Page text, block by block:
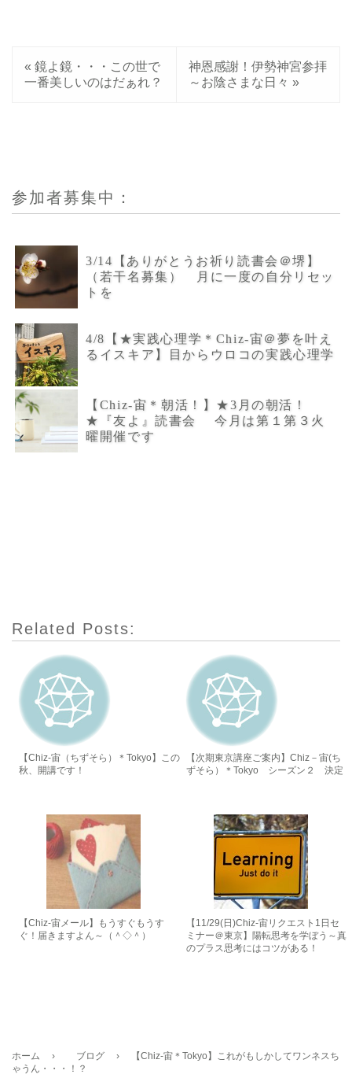
« 鏡よ鏡・・・この世で
一番美しいのはだぁれ？
神恩感謝！伊勢神宮参拝
～お陰さまな日々 »
参加者募集中：
3/14【ありがとうお祈り読書会＠堺】
（若干名募集） 月に一度の自分リセッ
トを
4/8【★実践心理学＊Chiz-宙＠夢を叶え
るイスキア】目からウロコの実践心理学
【Chiz-宙＊朝活！】★3月の朝活！
★『友よ』読書会 今月は第１第３火
曜開催です
Related Posts:
【Chiz-宙（ちずそら）＊Tokyo】この
秋、開講です！
【次期東京講座ご案内】Chiz－宙(ち
ずそら）＊Tokyo シーズン２ 決定
【Chiz-宙メール】もうすぐもうす
ぐ！届きますよん～（＾◇＾）
【11/29(日)Chiz-宙リクエスト1日セ
ミナー＠東京】陽転思考を学ぼう～真
のプラス思考にはコツがある！
ホーム › ブログ ›
【Chiz-宙＊Tokyo】これがもしかしてワンネスち
ゃうん・・・！？